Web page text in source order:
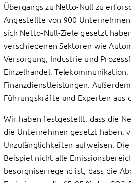
Übergangs zu Netto-Null zu
Angestellte von 900
sich Netto-Null-Ziele gesetzt
verschiedenen Sektoren wie
Versorgung, Industrie und
Einzelhandel,
Finanzdienstleistungen.
Führungskräfte und Experten aus
Wir haben festgestellt, dass die
die Unternehmen gesetzt haben,
Unzulänglichkeiten aufweisen.
Beispiel nicht alle
besorgniserregend ist, dass die